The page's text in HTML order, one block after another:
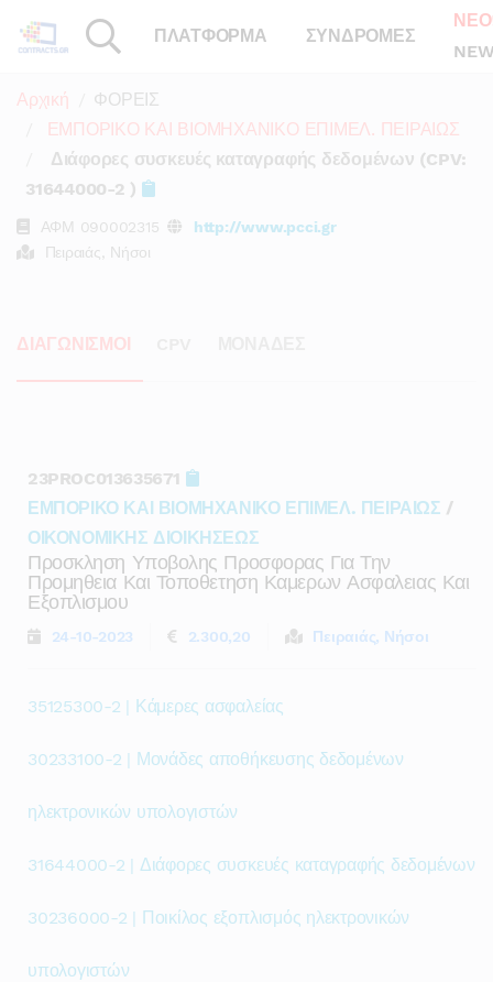
ΠΛΑΤΦΟΡΜΑ ΣΥΝΔΡΟΜΕΣ
Αρχική
ΦΟΡΕΙΣ
ΕΜΠΟΡΙΚΟ ΚΑΙ ΒΙΟΜΗΧΑΝΙΚΟ ΕΠΙΜΕΛ. ΠΕΙΡΑΙΩΣ
Διάφορες συσκευές καταγραφής δεδομένων (CPV:
31644000-2 )
ΑΦΜ 090002315
http://www.pcci.gr
Πειραιάς, Νήσοι
ΔΙΑΓΩΝΙΣΜΟΙ
23PROC013635671
ΕΜΠΟΡΙΚΟ ΚΑΙ ΒΙΟΜΗΧΑΝΙΚΟ ΕΠΙΜΕΛ. ΠΕΙΡΑΙΩΣ /
ΟΙΚΟΝΟΜΙΚΗΣ ΔΙΟΙΚΗΣΕΩΣ
Προσκληση Υποβολης Προσφορας Για Την
Προμηθεια Και Τοποθετηση Καμερων Ασφαλειας Και
Εξοπλισμου
24-10-2023 2.300,20 Πειραιάς, Νήσοι
35125300-2 | Κάμερες ασφαλείας
30233100-2 | Μονάδες αποθήκευσης δεδομένων
ηλεκτρονικών υπολογιστών
31644000-2 | Διάφορες συσκευές καταγραφής δεδομένων
30236000-2 | Ποικίλος εξοπλισμός ηλεκτρονικών
υπολογιστών